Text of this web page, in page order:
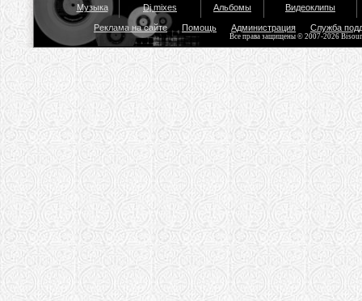
Музыка Dj mixes Альбомы Видеоклипы
Реклама на сайте Помощь Администрация Служба
Все права защищены © 2007-2026